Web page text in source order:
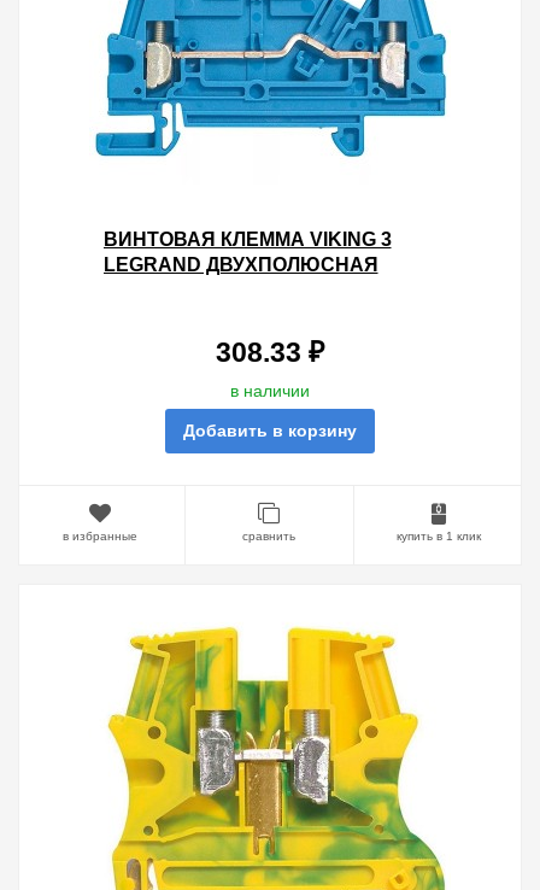
ВИНТОВАЯ КЛЕММА VIKING 3
LEGRAND ДВУХПОЛЮСНАЯ
308.33 ₽
в наличии
Добавить в корзину
в избранные сравнить купить в 1 клик